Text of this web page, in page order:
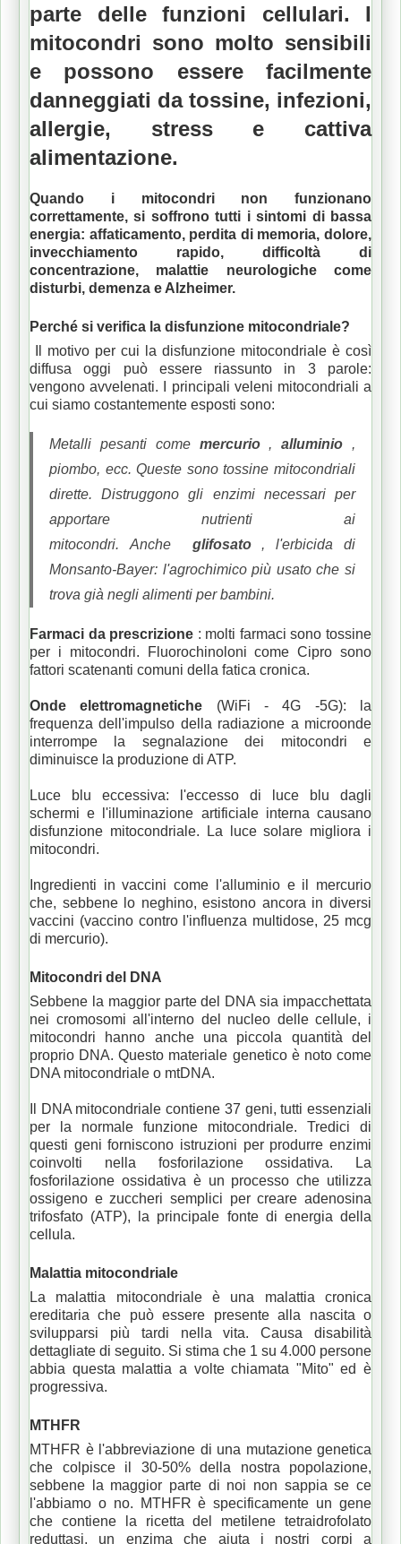
parte delle funzioni cellulari. I
mitocondri sono molto sensibili
e possono essere facilmente
danneggiati da tossine, infezioni,
allergie, stress e cattiva
alimentazione.
Quando i mitocondri non funzionano
correttamente, si soffrono tutti i sintomi di bassa
energia: affaticamento, perdita di memoria, dolore,
invecchiamento rapido, difficoltà di
concentrazione, malattie neurologiche come
disturbi, demenza e Alzheimer.
Perché si verifica la disfunzione mitocondriale?
Il motivo per cui la disfunzione mitocondriale è così
diffusa oggi può essere riassunto in 3 parole:
vengono avvelenati.
I principali veleni mitocondriali a
cui siamo costantemente esposti sono:
Metalli pesanti come mercurio,alluminio ,
piombo, ecc.Queste sono tossine mitocondriali
dirette.Distruggono gli enzimi necessari per
apportare nutrienti ai
mitocondri. Anche glifosato, l'erbicida di
Monsanto-Bayer: l'agrochimico più usato che si
trova già negli alimenti per bambini.
Farmaci da prescrizione : molti farmaci sono tossine
per i mitocondri.
Fluorochinoloni come Cipro sono
fattori scatenanti comuni della fatica cronica.
Onde elettromagnetiche (WiFi - 4G -5G): la
frequenza dell'impulso della radiazione a microonde
interrompe la segnalazione dei mitocondri e
diminuisce la produzione di ATP.
Luce blu eccessiva: l'eccesso di luce blu dagli
schermi e l'illuminazione artificiale interna causano
disfunzione mitocondriale.
La luce solare migliora i
mitocondri.
Ingredienti in vaccini come l'alluminio e il mercurio
che, sebbene lo neghino, esistono ancora in diversi
vaccini (vaccino contro l'influenza multidose, 25 mcg
di mercurio).
Mitocondri del DNA
Sebbene la maggior parte del DNA sia impacchettata
nei cromosomi all'interno del nucleo delle cellule, i
mitocondri hanno anche una piccola quantità del
proprio DNA.Questo materiale genetico è noto come
DNA mitocondriale o mtDNA.
Il DNA mitocondriale contiene 37 geni, tutti essenziali
per la normale funzione mitocondriale. Tredici di
questi geni forniscono istruzioni per produrre enzimi
coinvolti nella fosforilazione ossidativa.
La
fosforilazione ossidativa è un processo che utilizza
ossigeno e zuccheri semplici per creare adenosina
trifosfato (ATP), la principale fonte di energia della
cellula.
Malattia mitocondriale
La malattia mitocondriale è una malattia cronica
ereditaria che può essere presente alla nascita o
svilupparsi più tardi nella vita.Causa disabilità
dettagliate di seguito. Si stima che 1 su 4.000 persone
abbia questa malattia a volte chiamata "Mito" ed è
progressiva.
MTHFR
MTHFR è l'abbreviazione di una mutazione genetica
che colpisce il 30-50% della nostra popolazione,
sebbene la maggior parte di noi non sappia se ce
l'abbiamo o no.
MTHFR è specificamente un gene
che contiene la ricetta del metilene tetraidrofolato
reduttasi, un enzima che aiuta i nostri corpi a